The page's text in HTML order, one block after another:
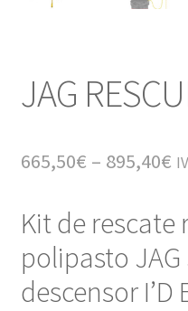
JAG
665,50€ – 895,40€
Kit de rescate
polipasto JAG
descensor I’D